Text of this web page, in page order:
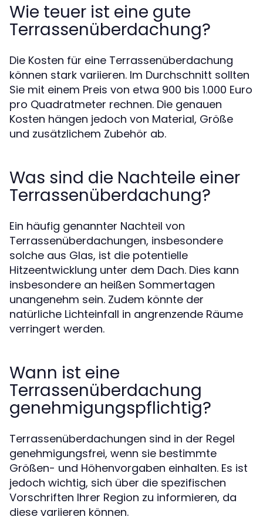
Wie teuer ist eine gute
Terrassenüberdachung?
Die Kosten für eine Terrassenüberdachung
können stark variieren. Im Durchschnitt sollten
Sie mit einem Preis von etwa 900 bis 1.000 Euro
pro Quadratmeter rechnen. Die genauen
Kosten hängen jedoch von Material, Größe
und zusätzlichem Zubehör ab.
Was sind die Nachteile einer
Terrassenüberdachung?
Ein häufig genannter Nachteil von
Terrassenüberdachungen, insbesondere
solche aus Glas, ist die potentielle
Hitzeentwicklung unter dem Dach. Dies kann
insbesondere an heißen Sommertagen
unangenehm sein. Zudem könnte der
natürliche Lichteinfall in angrenzende Räume
verringert werden.
Wann ist eine
Terrassenüberdachung
genehmigungspflichtig?
Terrassenüberdachungen sind in der Regel
genehmigungsfrei, wenn sie bestimmte
Größen- und Höhenvorgaben einhalten. Es ist
jedoch wichtig, sich über die spezifischen
Vorschriften Ihrer Region zu informieren, da
diese variieren können.